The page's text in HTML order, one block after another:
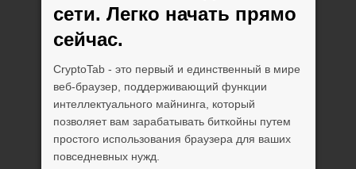
сети. Легко начать прямо
сейчас.
CryptoTab - это первый и единственный в мире
веб-браузер, поддерживающий функции
интеллектуального майнинга, который
позволяет вам зарабатывать биткойны путем
простого использования браузера для ваших
повседневных нужд.